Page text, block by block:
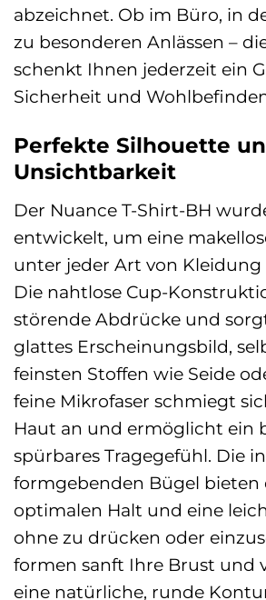
abzeichnet. Ob im Büro, in
zu besonderen Anlässen –
schenkt Ihnen jederzeit ein
Sicherheit und
Perfekte Silhouette
Unsichtbarkeit
Der Nuance T-Shirt-BH
entwickelt, um eine
unter jeder Art von Kleidung
Die nahtlose Cup-
störende Abdrücke und
glattes Erscheinungsbild,
feinsten Stoffen wie Seide
feine Mikrofaser schmiegt
Haut an und ermöglicht ein
spürbares Tragegefühl. Die
formgebenden Bügel bieten
optimalen Halt und eine
ohne zu drücken oder
formen sanft Ihre Brust und
eine natürliche, runde